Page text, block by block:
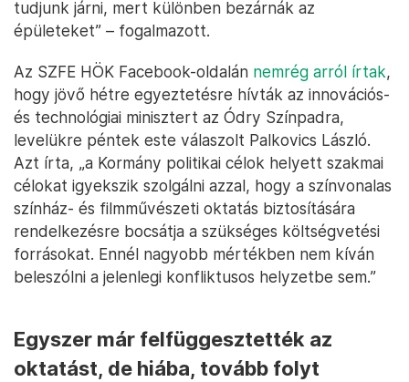
tudjunk járni, mert különben bezárnák az
épületeket” – fogalmazott.
Az SZFE HÖK Facebook-oldalán nemrég arról írtak,
hogy jövő hétre egyeztetésre hívták az innovációs-
és technológiai minisztert az Ódry Színpadra,
levelükre péntek este válaszolt Palkovics László.
Azt írta, „a Kormány politikai célok helyett szakmai
célokat igyekszik szolgálni azzal, hogy a színvonalas
színház- és filmművészeti oktatás biztosítására
rendelkezésre bocsátja a szükséges költségvetési
forrásokat. Ennél nagyobb mértékben nem kíván
beleszólni a jelenlegi konfliktusos helyzetbe sem.”
Egyszer már felfüggesztették az
oktatást, de hiába, tovább folyt